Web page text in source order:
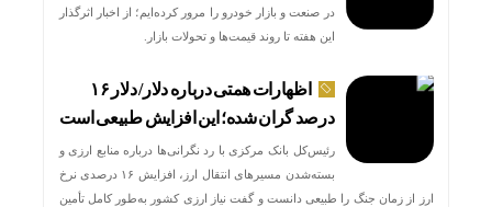
در صنعت و بازار خودرو را مرور کرده‌ایم؛ از اخبار اثرگذار
این هفته تا روند قیمت‌ها و تحولات بازار.
اظهارات همتی درباره دلار/ دلار ۱۶
درصد گران شده؛ این افزایش طبیعی است
رئیس‌کل بانک مرکزی با رد نگرانی‌ها درباره منابع ارزی و
بسته‌شدن مسیرهای انتقال ارز، افزایش ۱۶ درصدی نرخ
ارز از زمان جنگ را طبیعی دانست و گفت نیاز ارزی کشور به‌طور کامل تأمین